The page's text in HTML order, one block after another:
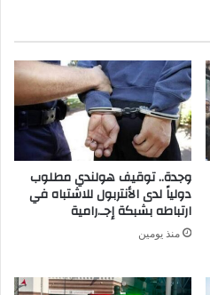
وجدة.. توقيف هولندي مطلوب
دولياً لدى الأنتربول للاشتباه في
ارتباطه بشبكة إجـ.رامية
منذ يومين